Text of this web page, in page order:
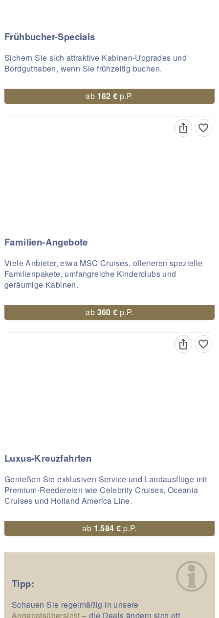
Frühbucher-Specials
Sichern Sie sich attraktive Kabinen-Upgrades und
Bordguthaben, wenn Sie frühzeitig buchen.
ab 182 € p.P.
Familien-Angebote
Viele Anbieter, etwa MSC Cruises, offerieren spezielle
Familienpakete, umfangreiche Kinderclubs und
geräumige Kabinen.
ab 360 € p.P.
Luxus-Kreuzfahrten
Genießen Sie exklusiven Service und Landausflüge mit
Premium-Reedereien wie Celebrity Cruises, Oceania
Cruises und Holland America Line.
ab 1.584 € p.P.
Tipp:
Schauen Sie regelmäßig in unsere
Angebotsübersicht – die Deals ändern sich oft